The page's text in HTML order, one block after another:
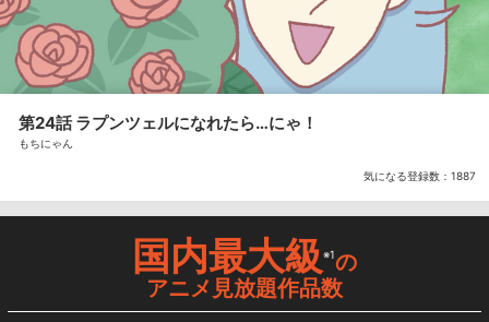
第24話 ラプンツェルになれたら…にゃ！
もちにゃん
気になる登録数： 1887
国内最大級※1の
アニメ見放題作品数